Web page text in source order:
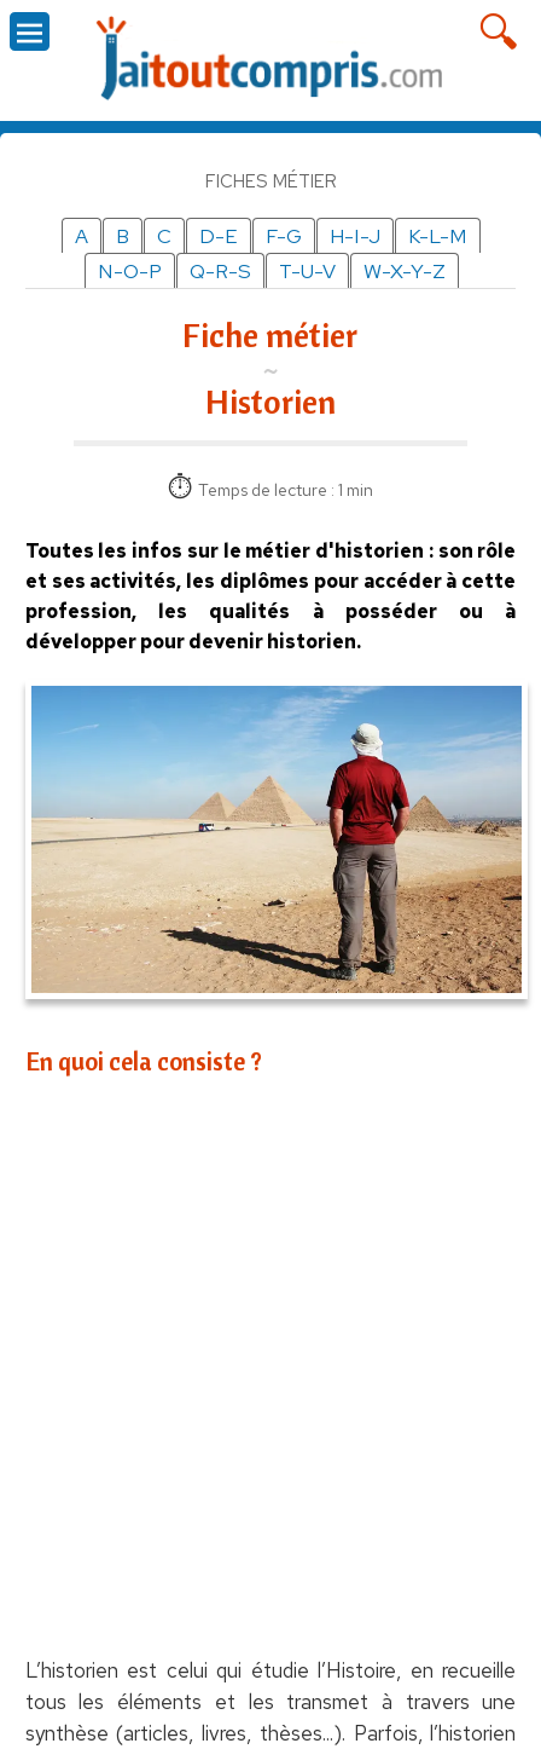
FICHES MÉTIER
A B C D-E F-G H-I-J
K-L-M
N-O-P
Q-R-S T-U-V W-X-Y-Z
Fiche métier
Historien
Temps de lecture : 1 min
Toutes les infos sur le métier d'historien : son rôle
et ses activités, les diplômes pour accéder à cette
profession, les qualités à posséder ou à
développer pour devenir historien.
En quoi cela consiste ?
L’historien est celui qui étudie l’Histoire, en recueille
tous les éléments et les transmet à travers une
synthèse (articles, livres, thèses...). Parfois, l’historien